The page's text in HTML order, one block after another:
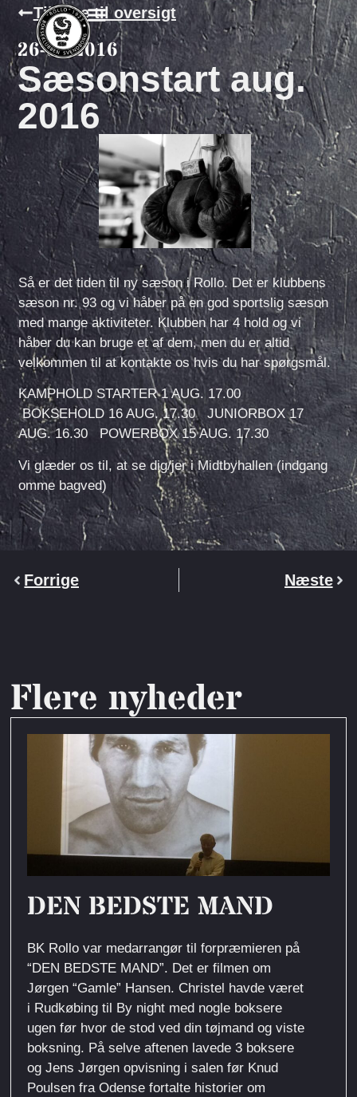
Tilbage til oversigt
26-07-2016
Sæsonstart aug.
2016
Så er det tiden til ny sæson i Rollo. Det er klubbens
sæson nr. 93 og vi håber på en god sportslig sæson
med mange aktiviteter. Klubben har 4 hold og vi
håber du kan bruge et af dem, men du er altid
velkommen til at kontakte os hvis du har spørgsmål.
KAMPHOLD STARTER 1 AUG. 17.00
BOKSEHOLD 16 AUG. 17.30 JUNIORBOX 17
AUG. 16.30 POWERBOX 15 AUG. 17.30
Vi glæder os til, at se dig/jer i Midtbyhallen (indgang
omme bagved)
Forrige Næste
Flere nyheder
DEN BEDSTE MAND
BK Rollo var medarrangør til forpræmieren på
“DEN BEDSTE MAND”. Det er filmen om
Jørgen “Gamle” Hansen. Christel havde været
i Rudkøbing til By night med nogle boksere
ugen før hvor de stod ved din tøjmand og viste
boksning. På selve aftenen lavede 3 boksere
og Jens Jørgen opvisning i salen før Knud
Poulsen fra Odense fortalte historier om